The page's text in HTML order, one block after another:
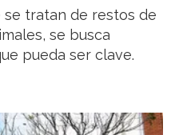
se tratan de restos de
se busca
pueda ser clave.